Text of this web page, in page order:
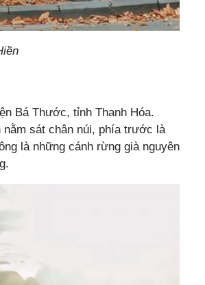
Bá Thước, tỉnh Thanh Hóa.
nằm sát chân núi, phía trước là
là những cánh rừng già nguyên